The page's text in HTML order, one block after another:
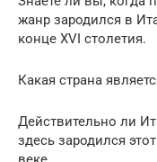
жанр зародился в
конце XVI столетия.
Какая страна
Действительно ли
здесь зародился